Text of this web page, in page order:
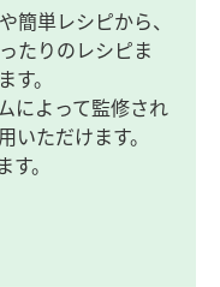
簡単レシピから、
たりのレシピま
す。
によって監修され
いただけます。
。